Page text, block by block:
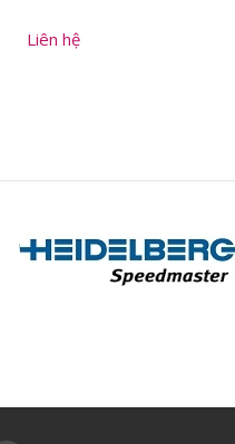
Liên hệ